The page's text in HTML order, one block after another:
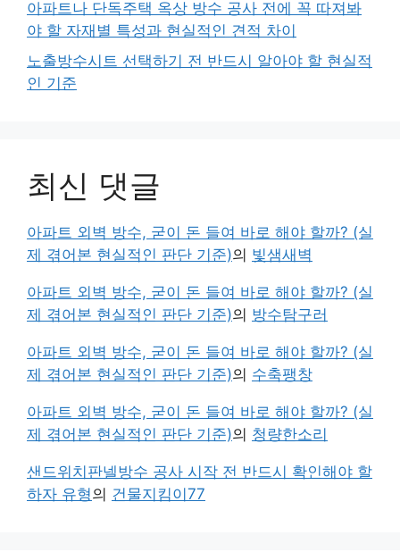
아파트나 단독주택 옥상 방수 공사 전에 꼭 따져봐
야 할 자재별 특성과 현실적인 견적 차이
노출방수시트 선택하기 전 반드시 알아야 할 현실적
인 기준
최신 댓글
아파트 외벽 방수, 굳이 돈 들여 바로 해야 할까? (실
제 겪어본 현실적인 판단 기준)의 빛샘새벽
아파트 외벽 방수, 굳이 돈 들여 바로 해야 할까? (실
제 겪어본 현실적인 판단 기준)의 방수탐구러
아파트 외벽 방수, 굳이 돈 들여 바로 해야 할까? (실
제 겪어본 현실적인 판단 기준)의 수축팽창
아파트 외벽 방수, 굳이 돈 들여 바로 해야 할까? (실
제 겪어본 현실적인 판단 기준)의 청량한소리
샌드위치판넬방수 공사 시작 전 반드시 확인해야 할
하자 유형의 건물지킴이77